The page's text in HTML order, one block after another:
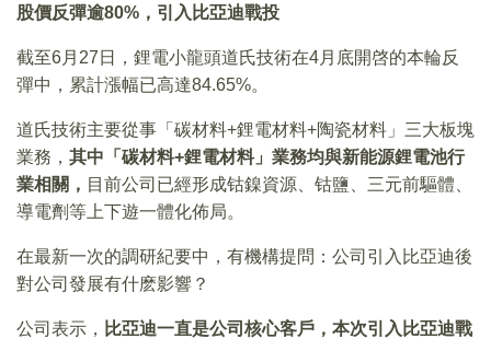
股價反彈逾80%，引入比亞迪戰投
截至6月27日，鋰電小龍頭道氏技術在4月底開啓的本輪反
彈中，累計漲幅已高達84.65%。
道氏技術主要從事「碳材料+鋰電材料+陶瓷材料」三大板塊
業務， 其中「碳材料+鋰電材料」業務均與新能源鋰電池行
業相關， 目前公司已經形成钴鎳資源、钴鹽、三元前驅體、
導電劑等上下遊一體化佈局。
在最新一次的調研紀要中，有機構提問：公司引入比亞迪後
對公司發展有什麽影響？
公司表示， 比亞迪一直是公司核心客戶，本次引入比亞迪戰